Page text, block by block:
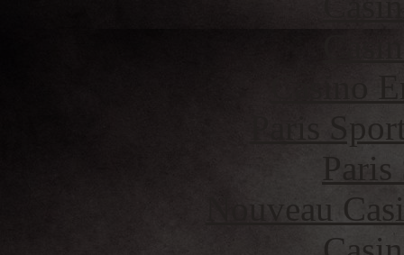
Casino
Paris
Nouveau